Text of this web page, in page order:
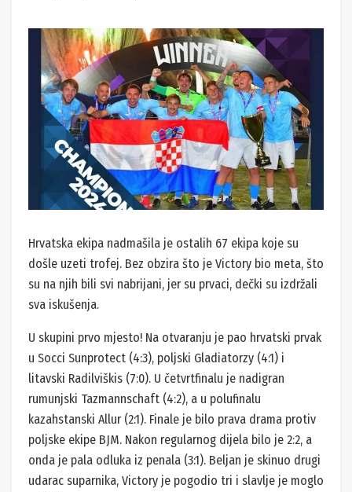
Hrvatska ekipa nadmašila je ostalih 67 ekipa koje su
došle uzeti trofej. Bez obzira što je Victory bio meta, što
su na njih bili svi nabrijani, jer su prvaci, dečki su izdržali
sva iskušenja.
U skupini prvo mjesto! Na otvaranju je pao hrvatski prvak
u Socci Sunprotect (4:3), poljski Gladiatorzy (4:1) i
litavski Radilviškis (7:0). U četvrtfinalu je nadigran
rumunjski Tazmannschaft (4:2), a u polufinalu
kazahstanski Allur (2:1). Finale je bilo prava drama protiv
poljske ekipe BJM. Nakon regularnog dijela bilo je 2:2, a
onda je pala odluka iz penala (3:1). Beljan je skinuo drugi
udarac suparnika, Victory je pogodio tri i slavlje je moglo